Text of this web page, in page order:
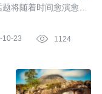
将随着时间愈演愈
情奉献。
10-23  1124